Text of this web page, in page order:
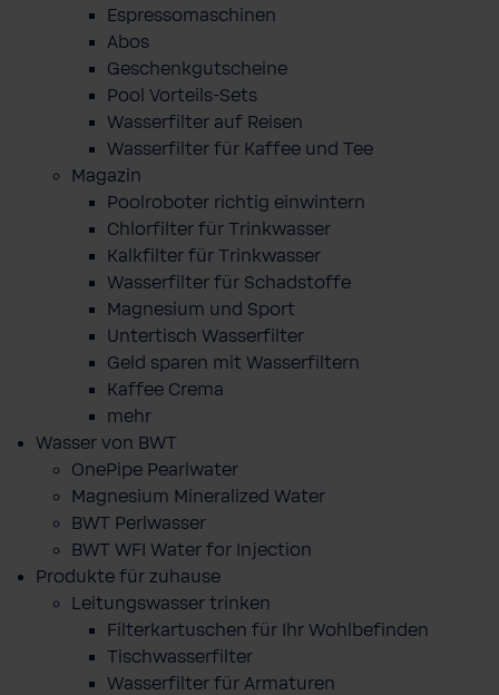
Espressomaschinen
Abos
Geschenkgutscheine
Pool Vorteils-Sets
Wasserfilter auf Reisen
Wasserfilter für Kaffee und Tee
Magazin
Poolroboter richtig einwintern
Chlorfilter für Trinkwasser
Kalkfilter für Trinkwasser
Wasserfilter für Schadstoffe
Magnesium und Sport
Untertisch Wasserfilter
Geld sparen mit Wasserfiltern
Kaffee Crema
mehr
Wasser von BWT
OnePipe Pearlwater
Magnesium Mineralized Water
BWT Perlwasser
BWT WFI Water for Injection
Produkte für zuhause
Leitungswasser trinken
Filterkartuschen für Ihr Wohlbefinden
Tischwasserfilter
Wasserfilter für Armaturen